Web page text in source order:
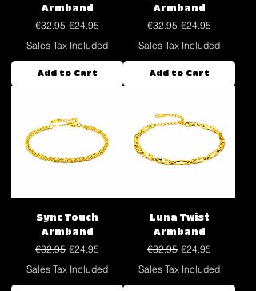
Armband
Regular Price
€32.95 Sale Price
€24.95
Sales Tax Included
Add to Cart
Armband
Regular Price
€32.95 Sale Price
€24.95
Sales Tax Included
Add to Cart
Sync Touch
Armband
Regular Price
€32.95 Sale Price
€24.95
Sales Tax Included
Luna Twist
Armband
Regular Price
€32.95 Sale Price
€24.95
Sales Tax Included